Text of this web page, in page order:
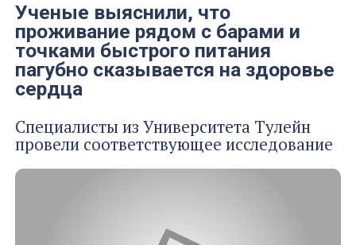
Ученые выяснили, что
проживание рядом с барами и
точками быстрого питания
пагубно сказывается на здоровье
сердца
Специалисты из Университета Тулейн
провели соответствующее исследование